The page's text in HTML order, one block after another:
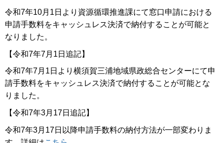
令和7年10月1日より資源循環推進課にて窓口申請における
申請手数料をキャッシュレス決済で納付することが可能と
なりました。
【令和7年7月1日追記】
令和7年7月1日より横須賀三浦地域県政総合センターにて申
請手数料をキャッシュレス決済で納付することが可能とな
りました。
【令和7年3月17日追記】
令和7年3月17日以降申請手数料の納付方法が一部変わりま